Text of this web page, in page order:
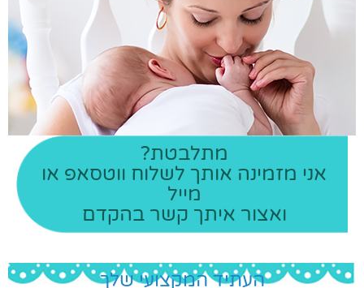
מתלבטת?
אני מזמינה אותך לשלוח ווטסאפ או
מייל
ואצור איתך קשר בהקדם
העתיד המקצועי שלך